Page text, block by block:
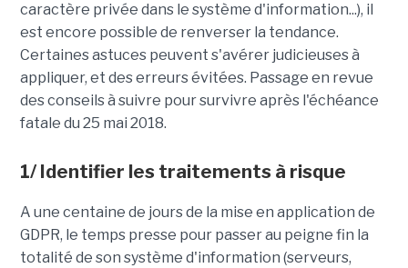
caractère privée dans le système d'information...), il
est encore possible de renverser la tendance.
Certaines astuces peuvent s'avérer judicieuses à
appliquer, et des erreurs évitées. Passage en revue
des conseils à suivre pour survivre après l'échéance
fatale du 25 mai 2018.
1/ Identifier les traitements à risque
A une centaine de jours de la mise en application de
GDPR, le temps presse pour passer au peigne fin la
totalité de son système d'information (serveurs,